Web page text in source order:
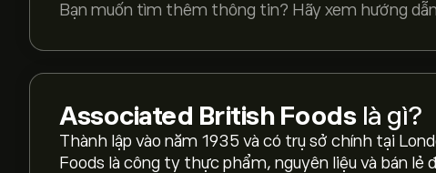
Bạn muốn tìm thêm thông tin? Hãy xem hướng
Associated British Foodslà gì?
Thành lập vào năm 1935 và có trụ sở chính tại
Foods là công ty thực phẩm, nguyên liệu và bán lẻ
Giá ABF.L hôm nay là 2,118.00‎p‎.